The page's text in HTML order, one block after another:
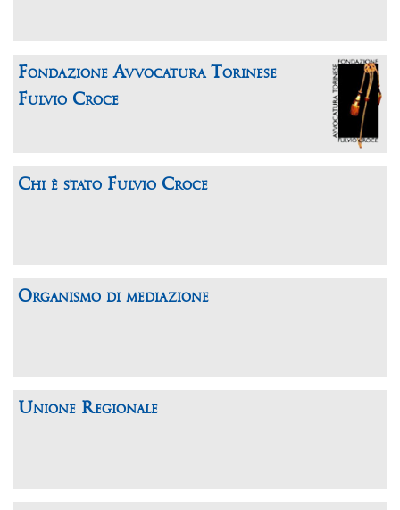
Fondazione Avvocatura Torinese
Fulvio Croce
Chi è stato Fulvio Croce
Organismo di mediazione
Unione Regionale